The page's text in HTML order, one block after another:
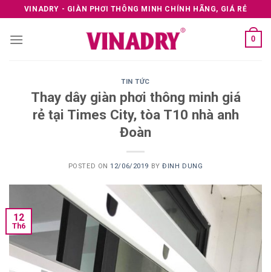
to
content
VINADRY - GIÀN PHƠI THÔNG MINH CHÍNH HÃNG, GIÁ RẺ
0
TIN TỨC
Thay dây giàn phơi thông minh giá
rẻ tại Times City, tòa T10 nhà anh
Đoàn
POSTED ON12/06/2019 BYĐINH DUNG
12
Th6